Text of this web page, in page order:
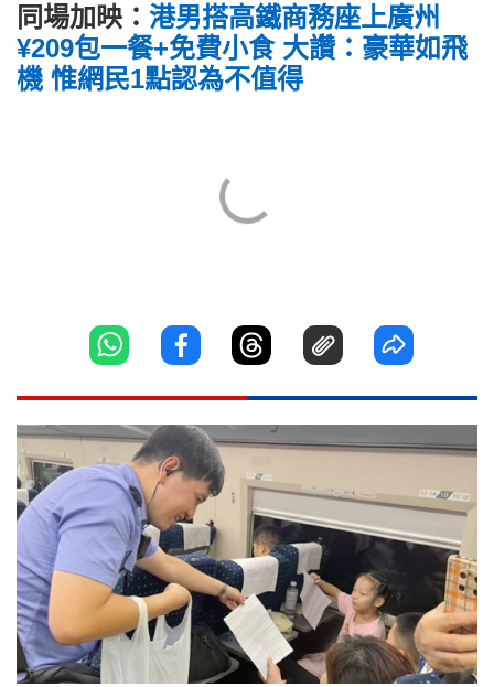
同場加映： 港男搭高鐵商務座上廣州
¥209包一餐+免費小食 大讚：豪華如飛
機 惟網民1點認為不值得